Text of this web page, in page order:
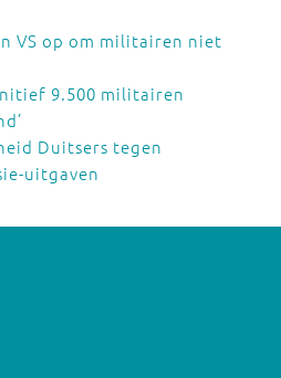
VS op om militairen niet
9.500 militairen
Duitsers tegen
uitgaven